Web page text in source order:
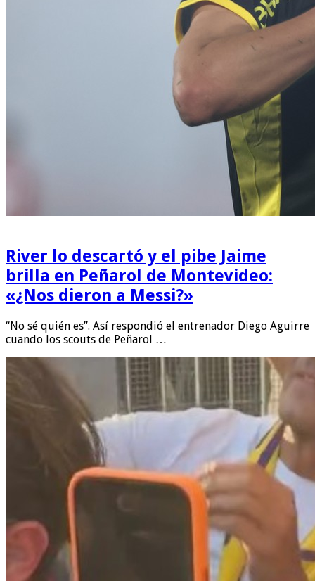
River lo descartó y el pibe Jaime
brilla en Peñarol de Montevideo:
«¿Nos dieron a Messi?»
“No sé quién es”. Así respondió el entrenador Diego Aguirre
cuando los scouts de Peñarol …